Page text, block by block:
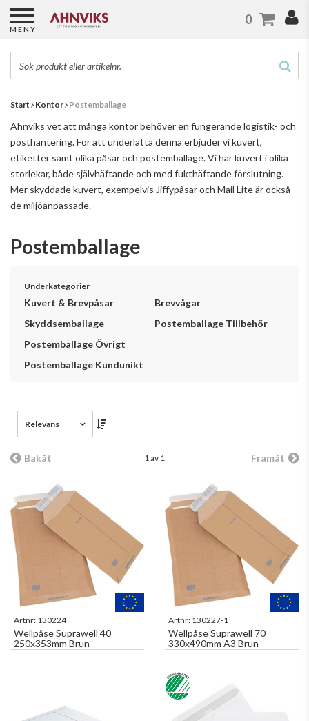
Start Kontor Postemballage
Ahnviks vet att många kontor behöver en fungerande logistik- och
posthantering. För att underlätta denna erbjuder vi kuvert,
etiketter samt olika påsar och postemballage. Vi har kuvert i olika
storlekar, både självhäftande och med fukthäftande förslutning.
Mer skyddade kuvert, exempelvis Jiffypåsar och Mail Lite är också
de miljöanpassade.
Postemballage
Underkategorier
Kuvert & Brevpåsar
Skyddsemballage
Brevvågar
Postemballage Tillbehör
Postemballage Övrigt
Postemballage Kundunikt
Relevans
Bakåt 1 av 1 Framåt
Artnr: 130224
Wellpåse Suprawell 40
250x353mm Brun
Artnr: 130227-1
Wellpåse Suprawell 70
330x490mm A3 Brun
MENY
0